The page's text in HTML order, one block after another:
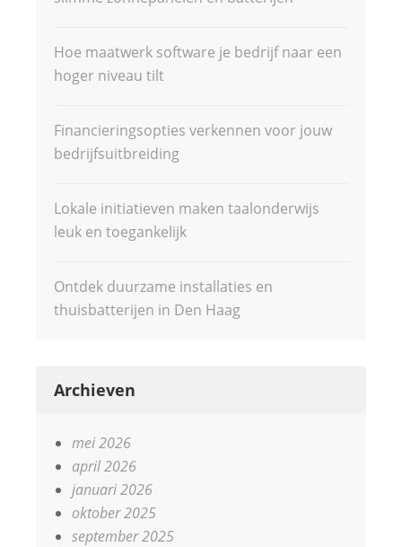
Hoe maatwerk software je bedrijf naar een
hoger niveau tilt
Financieringsopties verkennen voor jouw
bedrijfsuitbreiding
Lokale initiatieven maken taalonderwijs
leuk en toegankelijk
Ontdek duurzame installaties en
thuisbatterijen in Den Haag
Archieven
mei 2026
april 2026
januari 2026
oktober 2025
september 2025